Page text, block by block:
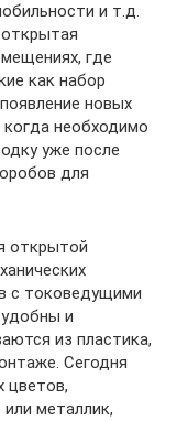
и т.д.
открытая
где
как набор
новых
необходимо
уже после
для
открытой
с токоведущими
и
из пластика,
Сегодня
цветов,
металлик,